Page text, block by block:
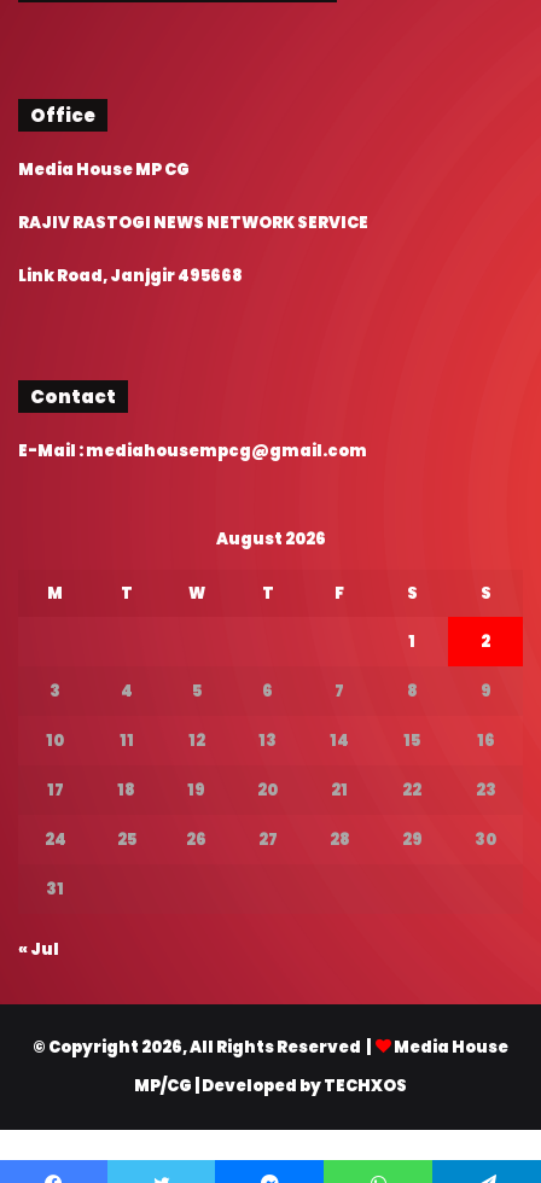
Office
Media House MP CG
RAJIV RASTOGI NEWS NETWORK SERVICE
Link Road, Janjgir 495668
Contact
E-Mail : mediahousempcg@gmail.com
August 2026
M T W T F S S
1 2
3 4 5 6 7 8 9
10 11 12 13 14 15 16
17 18 19 20 21 22 23
24 25 26 27 28 29 30
31
« Jul
© Copyright 2026, All Rights Reserved |
Media House
MP/CG | Developed byTECHXOS